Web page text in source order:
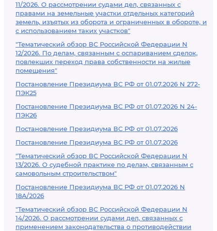
11/2026. О рассмотрении судами дел, связанных с
правами на земельные участки отдельных категорий
земель, изъятых из оборота и ограниченных в обороте, и
с использованием таких участков"
"Тематический обзор ВС Российской Федерации N
12/2026. По делам, связанным с оспариванием сделок,
повлекших переход права собственности на жилые
помещения"
Постановление Президиума ВС РФ от 01.07.2026 N 272-
ПЭК25
Постановление Президиума ВС РФ от 01.07.2026 N 24-
ПЭК26
Постановление Президиума ВС РФ от 01.07.2026
Постановление Президиума ВС РФ от 01.07.2026
"Тематический обзор ВС Российской Федерации N
13/2026. О судебной практике по делам, связанным с
самовольным строительством"
Постановление Президиума ВС РФ от 01.07.2026 N
18А/2026
"Тематический обзор ВС Российской Федерации N
14/2026. О рассмотрении судами дел, связанных с
применением законодательства о противодействии